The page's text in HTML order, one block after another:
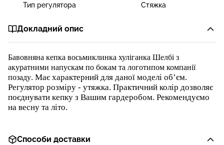
Тип регулятора Стяжка
Докладний опис
Бавовняна кепка восьмиклинка хуліганка Шелбі з
акуратними напускам по бокам та логотипом компанії
позаду. Має характерний для даної моделі об’єм.
Регулятор розміру - утяжка. Практичний колір дозволяє
поєднувати кепку з Вашим гардеробом. Рекомендуємо
на весну та літо.
Способи доставки